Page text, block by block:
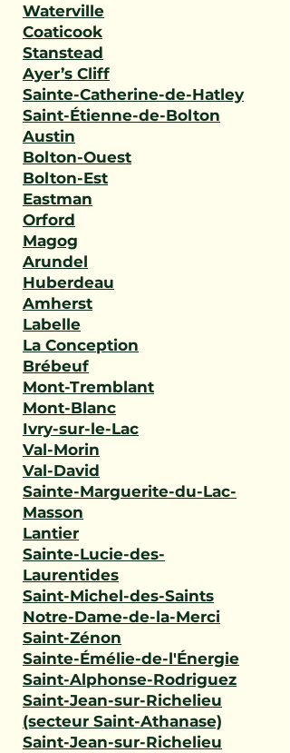
Waterville
Coaticook
Stanstead
Ayer’s Cliff
Sainte-Catherine-de-Hatley
Saint-Étienne-de-Bolton
Austin
Bolton-Ouest
Bolton-Est
Eastman
Orford
Magog
Arundel
Huberdeau
Amherst
Labelle
La Conception
Brébeuf
Mont-Tremblant
Mont-Blanc
Ivry-sur-le-Lac
Val-Morin
Val-David
Sainte-Marguerite-du-Lac-
Masson
Lantier
Sainte-Lucie-des-
Laurentides
Saint-Michel-des-Saints
Notre-Dame-de-la-Merci
Saint-Zénon
Sainte-Émélie-de-l'Énergie
Saint-Alphonse-Rodriguez
Saint-Jean-sur-Richelieu
(secteur Saint-Athanase)
Saint-Jean-sur-Richelieu